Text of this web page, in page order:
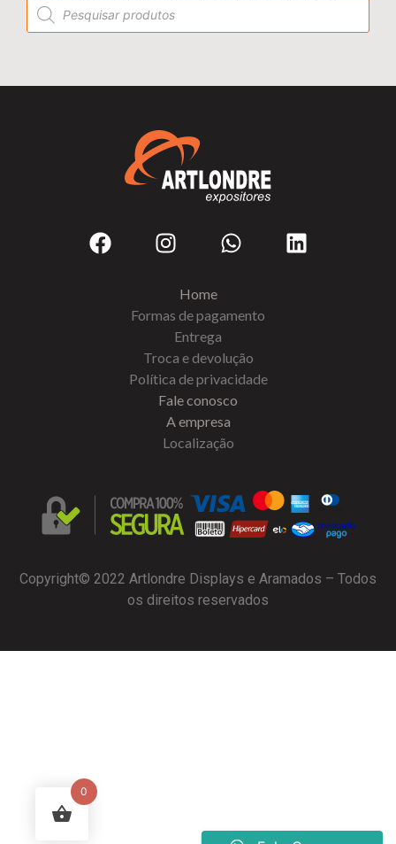
Home
Formas de pagamento
Entrega
Troca e devolução
Política de privacidade
Fale conosco
A empresa
Localização
Copyright© 2022 Artlondre Displays e Aramados – Todos
os direitos reservados
0